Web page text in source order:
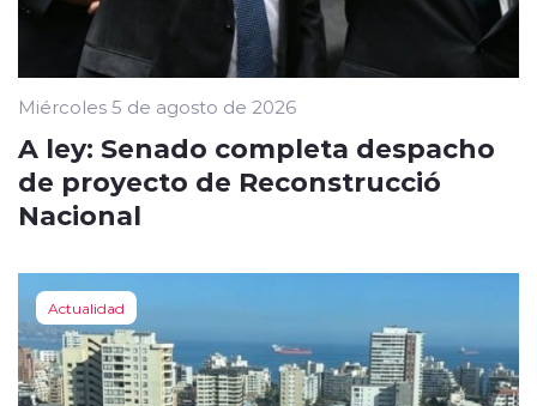
Miércoles 5 de agosto de 2026
A ley: Senado completa despacho
de proyecto de Reconstrucció
Nacional
Actualidad